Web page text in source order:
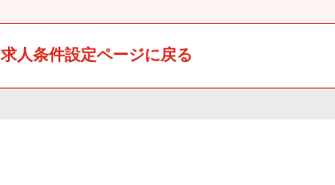
求人条件設定ページに戻る